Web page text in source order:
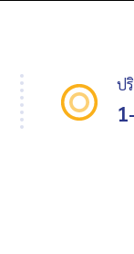
ป